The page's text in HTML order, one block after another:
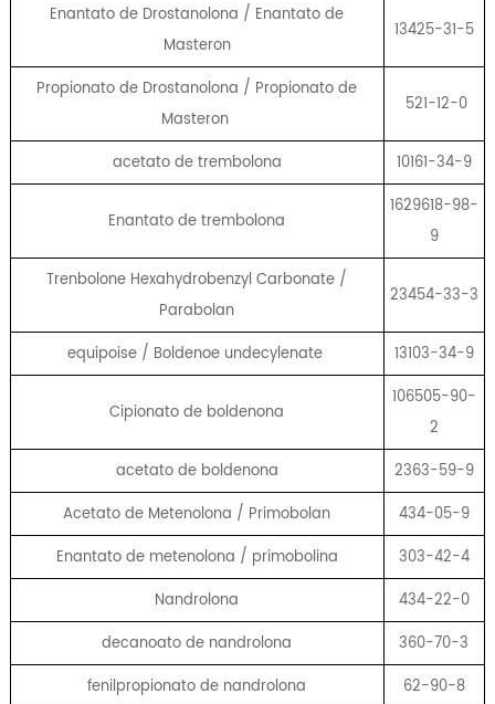
Enantato de Drostanolona / Enantato de
Masteron
13425-31-5
Propionato de Drostanolona / Propionato de
Masteron
521-12-0
acetato de trembolona 10161-34-9
Enantato de trembolona
1629618-98-
9
Trenbolone Hexahydrobenzyl Carbonate /
Parabolan
23454-33-3
equipoise / Boldenoe undecylenate 13103-34-9
Cipionato de boldenona
106505-90-
2
acetato de boldenona
2363-59-9
Acetato de Metenolona / Primobolan
434-05-9
Enantato de metenolona / primobolina
303-42-4
Nandrolona
434-22-0
decanoato de nandrolona
360-70-3
fenilpropionato de nandrolona
62-90-8